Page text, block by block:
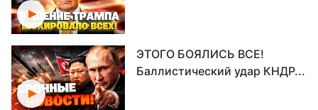
ЭТОГО БОЯЛИСЬ ВСЕ!
Баллистический удар КНДР...